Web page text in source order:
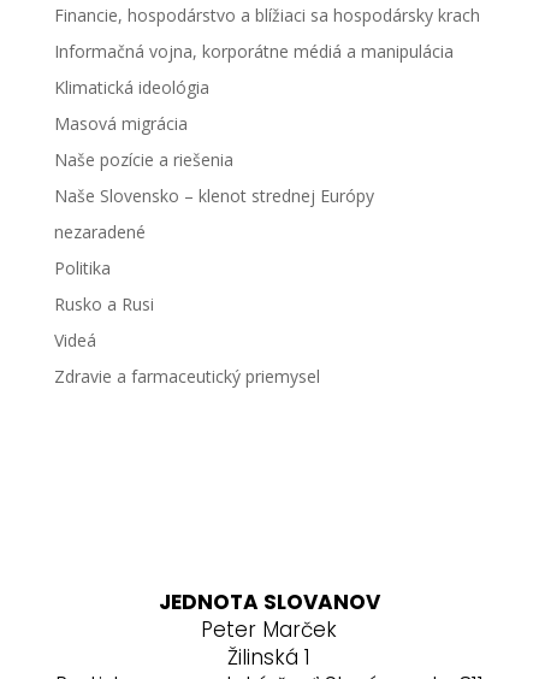
Financie, hospodárstvo a blížiaci sa hospodársky krach
Informačná vojna, korporátne médiá a manipulácia
Klimatická ideológia
Masová migrácia
Naše pozície a riešenia
Naše Slovensko – klenot strednej Európy
nezaradené
Politika
Rusko a Rusi
Videá
Zdravie a farmaceutický priemysel
JEDNOTA SLOVANOV
Peter Marček
Žilinská 1